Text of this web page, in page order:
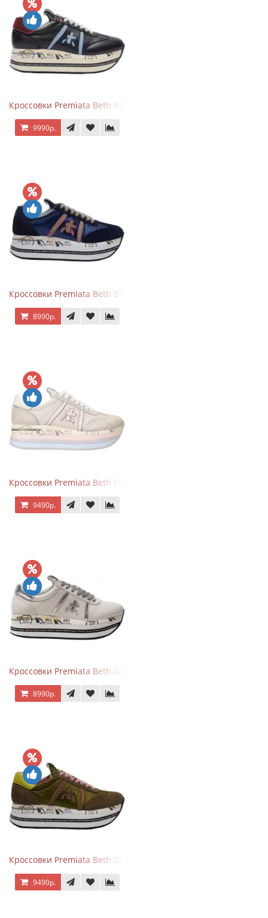
Кроссовки Premiata Beth Black Blue
9990р.
Кроссовки Premiata Beth Blue White
8990р.
Кроссовки Premiata Beth Cream Sand
9490р.
Кроссовки Premiata Beth Grey Silver
8990р.
Кроссовки Premiata Beth Green Pink
9490р.